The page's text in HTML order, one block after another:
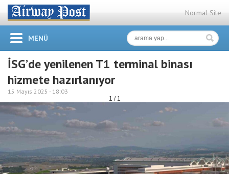
Normal Site
MENÜ
İSG’de yenilenen T1 terminal binası
hizmete hazırlanıyor
15 Mayıs 2025 - 18:03
1 / 1